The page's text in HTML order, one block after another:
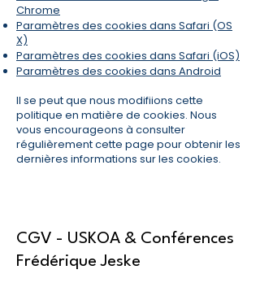
Chrome
Paramètres des cookies dans Safari (OS
X)
Paramètres des cookies dans Safari (iOS)
Paramètres des cookies dans Android
Il se peut que nous modifiions cette
politique en matière de cookies. Nous
vous encourageons à consulter
régulièrement cette page pour obtenir les
dernières informations sur les cookies.
CGV - USKOA & Conférences
Frédérique Jeske